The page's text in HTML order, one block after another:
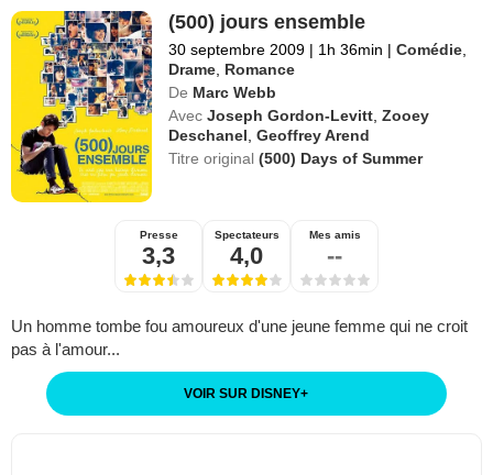
(500) jours ensemble
30 septembre 2009 | 1h 36min | Comédie
Drame Romance
De Marc Webb
Avec Joseph Gordon-Levitt ,Zooey
Deschanel ,Geoffrey Arend
Titre original(500) Days of Summer
Presse
3,3
Spectateurs
4,0
Mes amis
--
Un homme tombe fou amoureux d'une jeune femme qui ne croit
pas à l'amour...
VOIR SUR DISNEY+